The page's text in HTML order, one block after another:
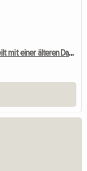
Einzelzimmer zur alleinigen Nutzung, geteilt mit einer älteren Dame